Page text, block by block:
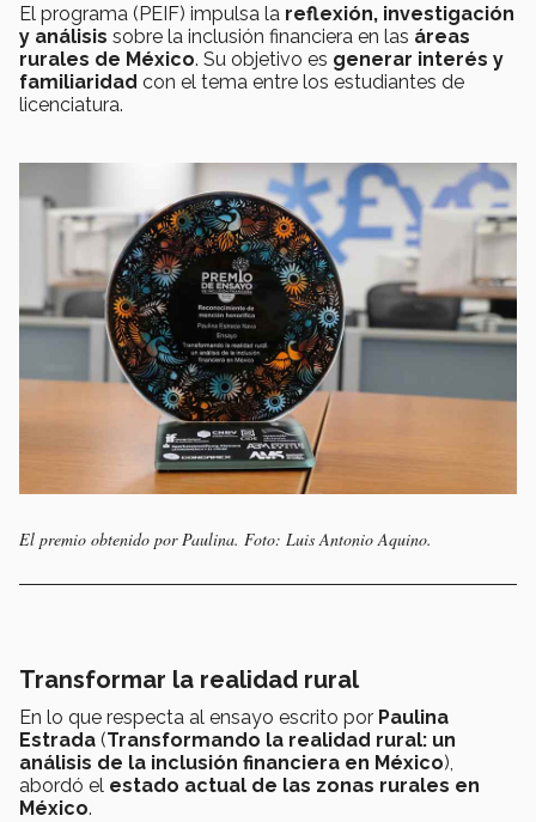
El programa (PEIF) impulsa la reflexión, investigación
y análisis sobre la inclusión financiera en las áreas
rurales de México. Su objetivo es generar interés y
familiaridad con el tema entre los estudiantes de
licenciatura.
El premio obtenido por Paulina. Foto: Luis Antonio Aquino.
Transformar la realidad rural
En lo que respecta al ensayo escrito por Paulina
Estrada (Transformando la realidad rural: un
análisis de la inclusión financiera en México),
abordó el estado actual de las zonas rurales en
México.